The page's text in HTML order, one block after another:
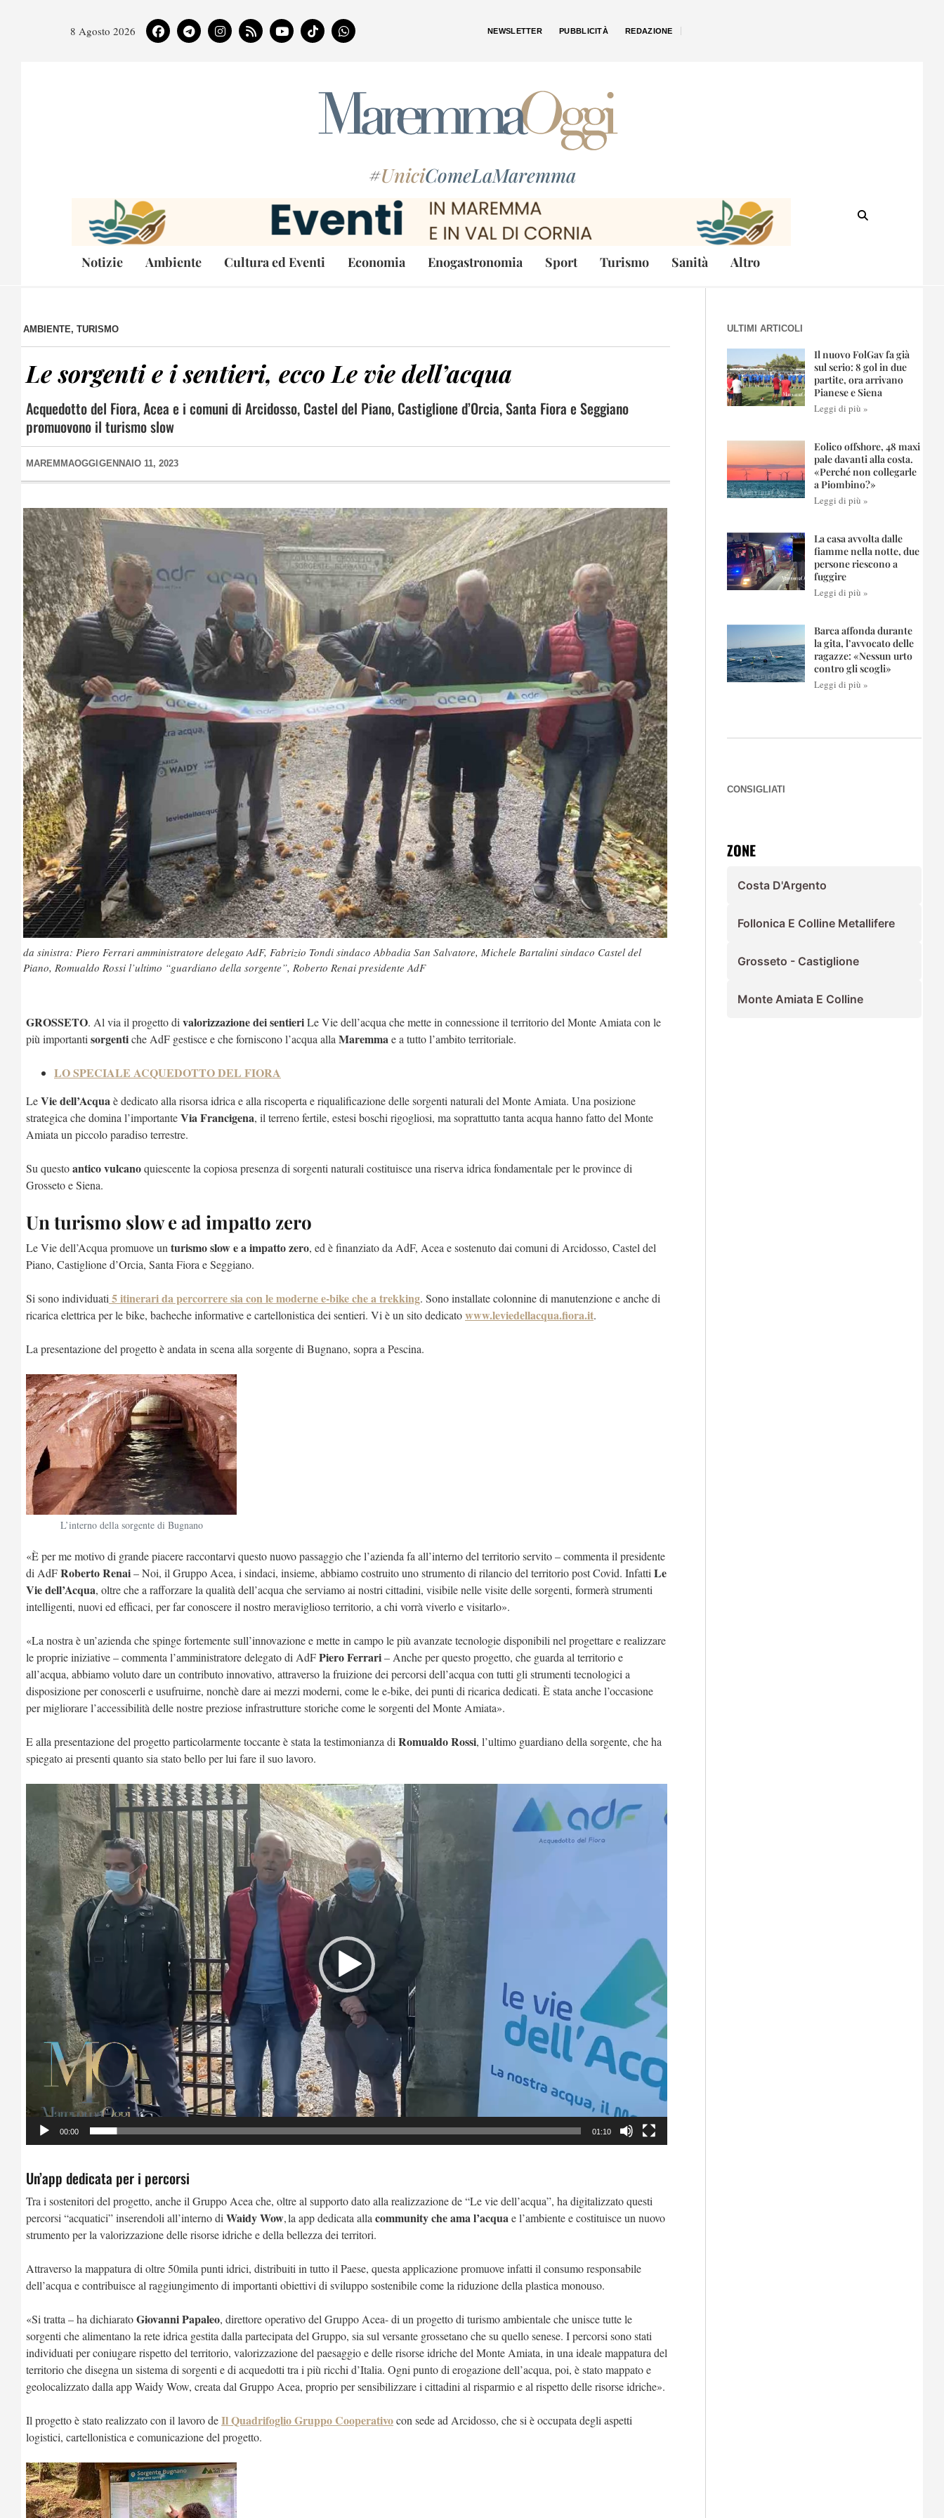
8 Agosto 2026 NEWSLETTER PUBBLICITÀ REDAZIONE
#UniciComeLaMaremma
Notizie Ambiente Cultura ed Eventi Economia Enogastronomia Sport Turismo Sanità Altro
AMBIENTE, TURISMO
Le sorgenti e i sentieri, ecco Le vie dell’acqua
Acquedotto del Fiora, Acea e i comuni di Arcidosso, Castel del Piano, Castiglione d’Orcia, Santa Fiora e Seggiano
promuovono il turismo slow
MAREMMAOGGI GENNAIO 11, 2023
da sinistra: Piero Ferrari amministratore delegato AdF, Fabrizio Tondi sindaco Abbadia San Salvatore, Michele Bartalini sindaco Castel del
Piano, Romualdo Rossi l’ultimo “guardiano della sorgente”, Roberto Renai presidente AdF
GROSSETO. Al via il progetto di valorizzazione dei sentieriLe Vie dell’acqua che mette in connessione il territorio del Monte Amiata con le
più importanti sorgentiche AdF gestisce e che forniscono l’acqua alla Maremmae a tutto l’ambito territoriale.
LO SPECIALE ACQUEDOTTO DEL FIORA
LeVie dell’Acquaè dedicato alla risorsa idrica e alla riscoperta e riqualificazione delle sorgenti naturali del Monte Amiata. Una posizione
strategica che domina l’importanteVia Francigena, il terreno fertile, estesi boschi rigogliosi, ma soprattutto tanta acqua hanno fatto del Monte
Amiata un piccolo paradiso terrestre.
Su questoantico vulcanoquiescente la copiosa presenza di sorgenti naturali costituisce una riserva idrica fondamentale per le province di
Grosseto e Siena.
Un turismo slow e ad impatto zero
Le Vie dell’Acqua promuove un turismo slow e a impatto zero, ed è finanziato da AdF, Acea e sostenuto dai comuni di Arcidosso, Castel del
Piano, Castiglione d’Orcia, Santa Fiora e Seggiano.
Si sono individuati 5 itinerarida percorrere sia con le moderne e-bike che a trekking. Sono installate colonnine di manutenzione e anche di
ricarica elettrica per le bike, bacheche informative e cartellonistica dei sentieri. Vi è un sito dedicatowww.leviedellacqua.fiora.it.
La presentazione del progetto è andata in scena alla sorgente di Bugnano, sopra a Pescina.
L’interno della sorgente di Bugnano
«È per me motivo di grande piacere raccontarvi questo nuovo passaggio che l’azienda fa all’interno del territorio servito – commenta il presidente
di AdFRoberto Renai– Noi, il Gruppo Acea, i sindaci, insieme, abbiamo costruito uno strumento di rilancio del territorio post Covid. Infatti Le
Vie dell’Acqua, oltre che a rafforzare la qualità dell’acqua che serviamo ai nostri cittadini, visibile nelle visite delle sorgenti, formerà strumenti
intelligenti, nuovi ed efficaci, per far conoscere il nostro meraviglioso territorio, a chi vorrà viverlo e visitarlo».
«La nostra è un’azienda che spinge fortemente sull’innovazione e mette in campo le più avanzate tecnologie disponibili nel progettare e realizzare
le proprie iniziative – commenta l’amministratore delegato di AdFPiero Ferrari– Anche per questo progetto, che guarda al territorio e
all’acqua, abbiamo voluto dare un contributo innovativo, attraverso la fruizione dei percorsi dell’acqua con tutti gli strumenti tecnologici a
disposizione per conoscerli e usufruirne, nonchè dare ai mezzi moderni, come le e-bike, dei punti di ricarica dedicati. È stata anche l’occasione
per migliorare l’accessibilità delle nostre preziose infrastrutture storiche come le sorgenti del Monte Amiata».
E alla presentazione del progetto particolarmente toccante è stata la testimonianza di Romualdo Rossi, l’ultimo guardiano della sorgente, che ha
spiegato ai presenti quanto sia stato bello per lui fare il suo lavoro.
00:00 01:10
Un’app dedicata per i percorsi
Tra i sostenitori del progetto, anche il Gruppo Acea che, oltre al supporto dato alla realizzazione de “Le vie dell’acqua”, ha digitalizzato questi
percorsi “acquatici” inserendoli all’interno di Waidy Wow, la app dedicata alla community che ama l’acqua e l’ambiente e costituisce un nuovo
strumento per la valorizzazione delle risorse idriche e della bellezza dei territori.
Attraverso la mappatura di oltre 50mila punti idrici, distribuiti in tutto il Paese, questa applicazione promuove infatti il consumo responsabile
dell’acqua e contribuisce al raggiungimento di importanti obiettivi di sviluppo sostenibile come la riduzione della plastica monouso.
«Si tratta – ha dichiaratoGiovanni Papaleo, direttore operativo del Gruppo Acea- di un progetto di turismo ambientale che unisce tutte le
sorgenti che alimentano la rete idrica gestita dalla partecipata del Gruppo, sia sul versante grossetano che su quello senese. I percorsi sono stati
individuati per coniugare rispetto del territorio, valorizzazione del paesaggio e delle risorse idriche del Monte Amiata, in una ideale mappatura del
territorio che disegna un sistema di sorgenti e di acquedotti tra i più ricchi d’Italia. Ogni punto di erogazione dell’acqua, poi, è stato mappato e
geolocalizzato dalla app Waidy Wow, creata dal Gruppo Acea, proprio per sensibilizzare i cittadini al risparmio e al rispetto delle risorse idriche».
Il progetto è stato realizzato con il lavoro deIl Quadrifoglio Gruppo Cooperativocon sede ad Arcidosso, che si è occupata degli aspetti
logistici, cartellonistica e comunicazione del progetto.
ULTIMI ARTICOLI
Il nuovo FolGav fa già
sul serio: 8 gol in due
partite, ora arrivano
Pianese e Siena
Leggi di più »
Eolico offshore, 48 maxi
pale davanti alla costa.
«Perché non collegarle
a Piombino?»
Leggi di più »
La casa avvolta dalle
fiamme nella notte, due
persone riescono a
fuggire
Leggi di più »
Barca affonda durante
la gita, l’avvocato delle
ragazze: «Nessun urto
contro gli scogli»
Leggi di più »
CONSIGLIATI
ZONE
Costa D'Argento
Follonica E Colline Metallifere
Grosseto - Castiglione
Monte Amiata E Colline